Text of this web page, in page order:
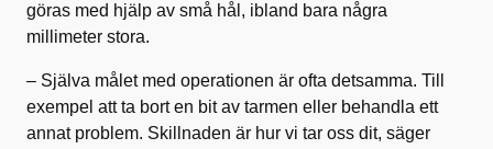
göras med hjälp av små hål, ibland bara några
millimeter stora.
– Själva målet med operationen är ofta detsamma. Till
exempel att ta bort en bit av tarmen eller behandla ett
annat problem. Skillnaden är hur vi tar oss dit, säger